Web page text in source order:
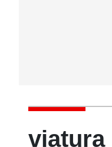
viatura